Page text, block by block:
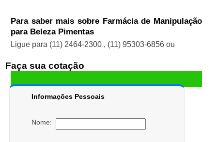
Para saber mais sobre Farmácia de Manipulação
para Beleza Pimentas
Ligue para (11) 2464-2300 , (11) 95303-6856 ou
Faça sua cotação
Informações Pessoais
Nome: